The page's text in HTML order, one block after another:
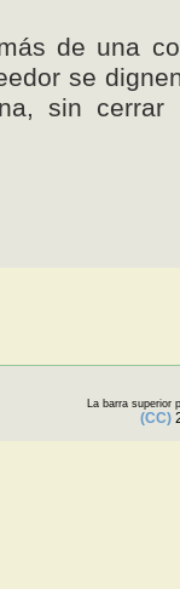
de una
se
sin cerrar
La barra superior
(CC)